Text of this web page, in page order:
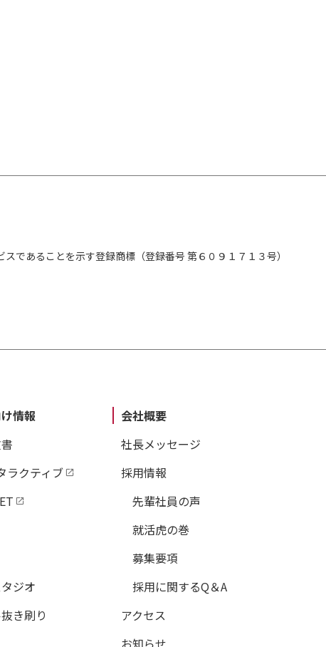
であることを示す登録商標（登録番号 第６０９１７１３号）
情報
ラクティブ
ジオ
き刷り
会社概要
社長メッセージ
採用情報
先輩社員の声
就活虎の巻
募集要項
採用に関するQ＆A
アクセス
お知らせ